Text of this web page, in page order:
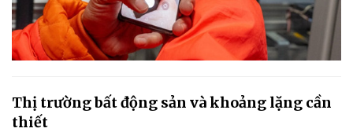
Thị trường bất động sản và khoảng lặng cần
thiết